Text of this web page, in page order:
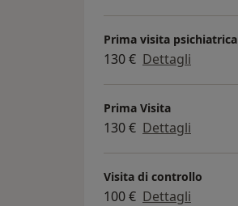
Prima visita psichiatrica
130 € Dettagli
Prima Visita
130 € Dettagli
Visita di controllo
100 € Dettagli